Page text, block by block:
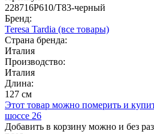
228716P610/T83-черный
Бренд:
Teresa Tardia (все товары)
Страна бренда:
Италия
Производство:
Италия
Длина:
127 см
Этот товар можно померить и
шоссе 26
Добавить в корзину можно и без